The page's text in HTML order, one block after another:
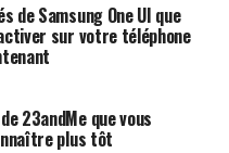
de Samsung One UI que
sur votre téléphone
23andMe que vous
plus tôt